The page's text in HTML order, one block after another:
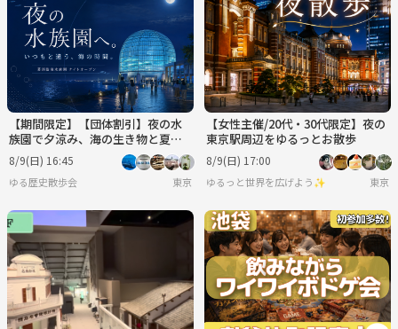
【期間限定】【団体割引】夜の水
族園で夕涼み、海の生き物と夏の
ひんやり時間を楽しもう🐟✨
8/9(日) 16:45
ゆる歴史散歩会 東京
【女性主催/20代・30代限定】夜の
東京駅周辺をゆるっとお散歩
8/9(日) 17:00
ゆるっと世界を広げよう✨ 東京